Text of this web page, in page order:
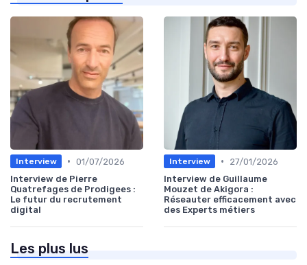
Interview • 01/07/2026
Interview de Pierre
Quatrefages de Prodigees :
Le futur du recrutement
digital
Interview •
27/01/2026
Interview de Guillaume
Mouzet de Akigora :
Réseauter efficacement avec
des Experts métiers
Les plus lus